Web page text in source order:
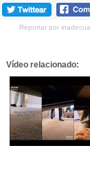
Reportar por
Vídeo relacionado: